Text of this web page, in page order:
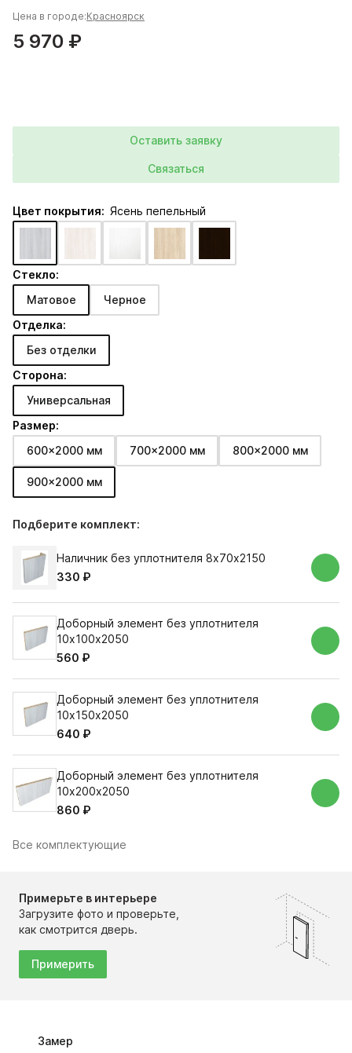
Цена в городе:Красноярск
5 970 ₽
Оставить заявку
Связаться
Цвет покрытия: Ясень пепельный
Стекло:
Матовое
Черное
Отделка:
Без отделки
Сторона:
Универсальная
Размер:
600x2000 мм
700x2000 мм 800x2000 мм
900x2000 мм
Подберите комплект:
Наличник без уплотнителя 8х70х2150
330 ₽
Доборный элемент без уплотнителя
10х100х2050
560 ₽
Доборный элемент без уплотнителя
10х150х2050
640 ₽
Доборный элемент без уплотнителя
10х200х2050
860 ₽
Все комплектующие
Примерьте в интерьере
Загрузите фото и проверьте,
как смотрится дверь.
Примерить
Замер